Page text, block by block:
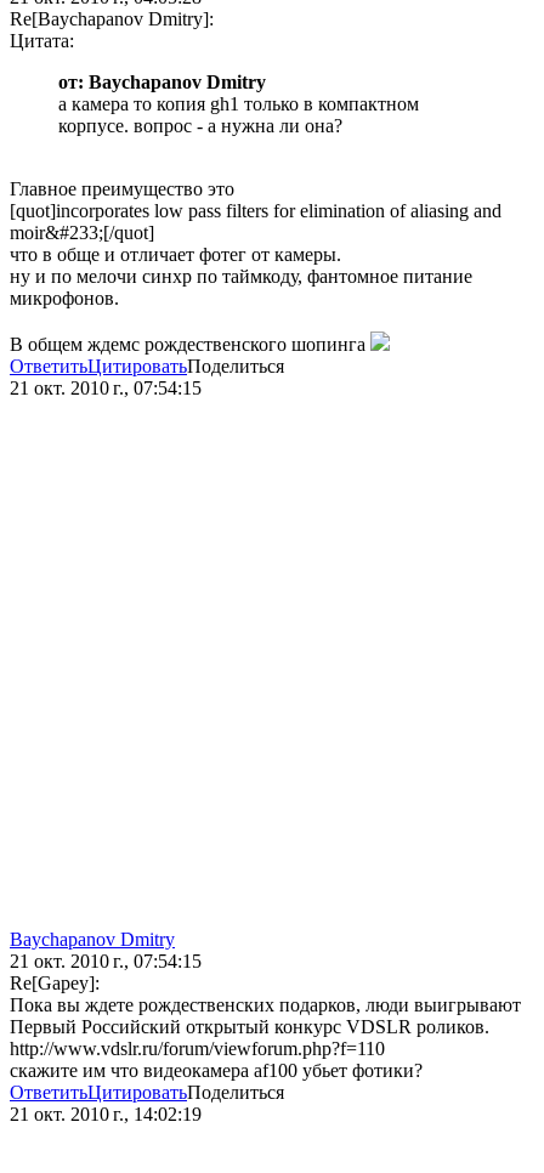
Re[Baychapanov Dmitry]:
Цитата:
от: Baychapanov Dmitry
а камера то копия gh1 только в компактном
корпусе. вопрос - а нужна ли она?
Главное преимущество это
[quot]incorporates low pass filters for elimination of aliasing and
moir&#233;[/quot]
что в обще и отличает фотег от камеры.
ну и по мелочи синхр по таймкоду, фантомное питание
микрофонов.
В общем ждемс рождественского шопинга
ОтветитьЦитироватьПоделиться
21 окт. 2010 г., 07:54:15
Baychapanov Dmitry
21 окт. 2010 г., 07:54:15
Re[Gapey]:
Пока вы ждете рождественских подарков, люди выигрывают
Первый Российский открытый конкурс VDSLR роликов.
http://www.vdslr.ru/forum/viewforum.php?f=110
скажите им что видеокамера af100 убьет фотики?
ОтветитьЦитироватьПоделиться
21 окт. 2010 г., 14:02:19